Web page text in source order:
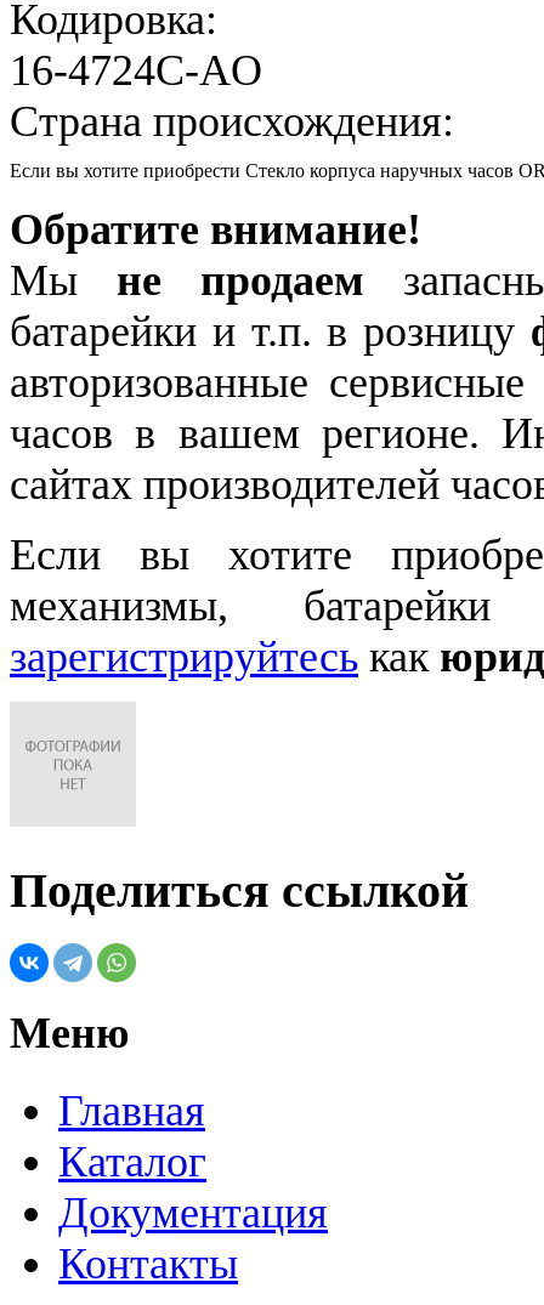
Кодировка:
16-4724C-AO
Страна происхождения:
Если вы хотите приобрести Стекло корпуса наручных часов
Обратите внимание!
Мы не продаем
батарейки и т.п. в розницу
авторизованные
часов в вашем регионе.
сайтах производителей
Если вы хотите
механизмы,
зарегистрируйтесь как
Поделиться ссылкой
Меню
Главная
Каталог
Документация
Контакты